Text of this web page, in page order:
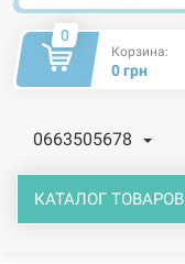
0
Корзина:
0 грн
0663505678
КАТАЛОГ ТОВАРОВ